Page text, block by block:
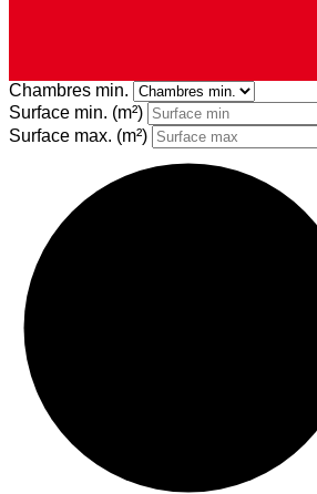
Chambres min.
Surface min. (m²)
Surface max. (m²)